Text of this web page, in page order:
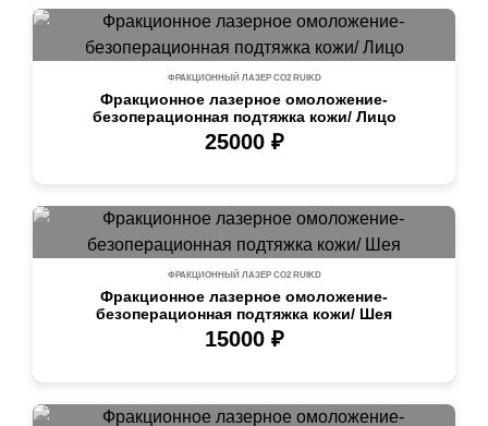
ФРАКЦИОННЫЙ ЛАЗЕР СО2 RUIKD
Фракционное лазерное омоложение-
безоперационная подтяжка кожи/ Лицо
25000 ₽
ФРАКЦИОННЫЙ ЛАЗЕР СО2 RUIKD
Фракционное лазерное омоложение-
безоперационная подтяжка кожи/ Шея
15000 ₽